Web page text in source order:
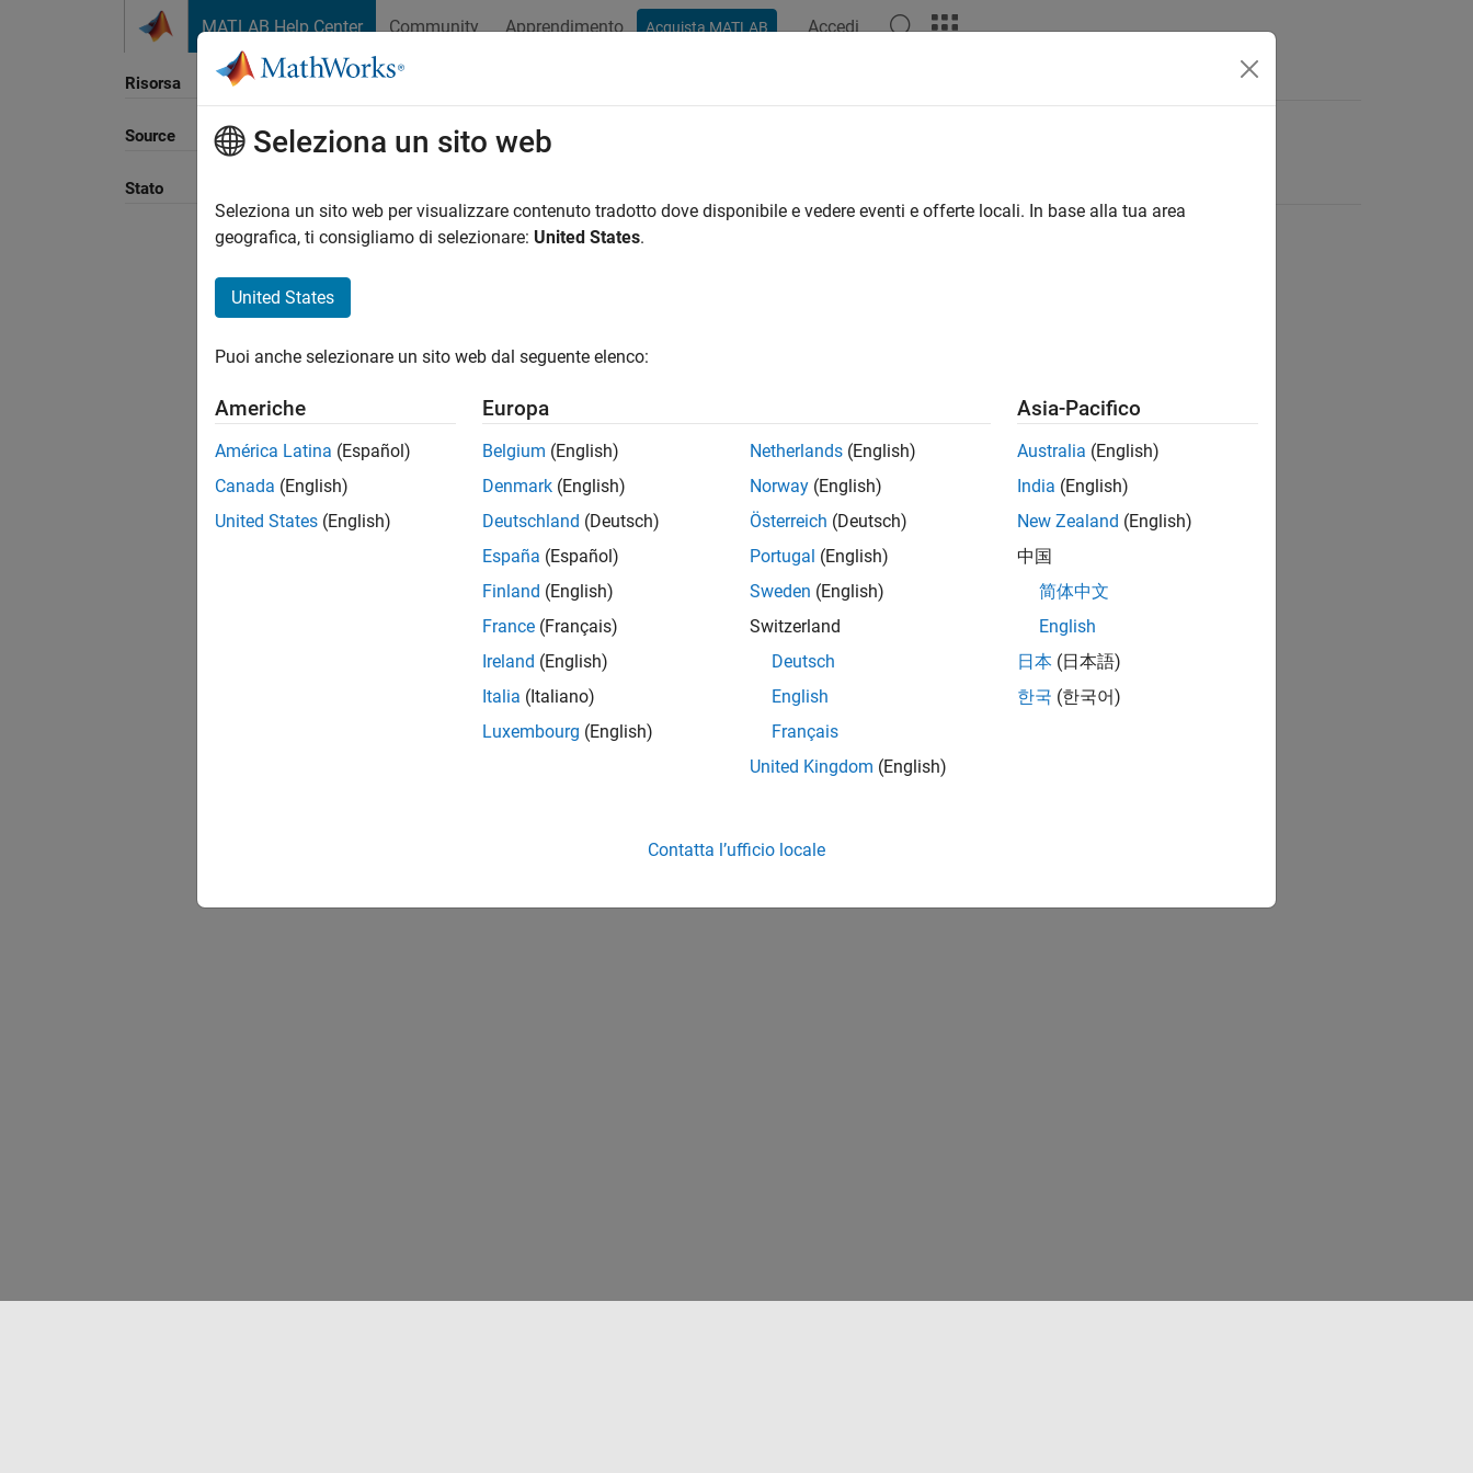
MATLAB Help Center Community Apprendimento Acquista MATLAB Accedi
Risorsa
Source
Stato
Ordina per
Seleziona un sito web
Seleziona un sito web per visualizzare contenuto tradotto dove disponibile e vedere eventi e offerte locali. In base alla tua area
geografica, ti consigliamo di selezionare: United States.
United States
Puoi anche selezionare un sito web dal seguente elenco:
Americhe
América Latina (Español)
Canada (English)
United States (English)
Europa
Belgium (English)
Denmark (English)
Deutschland (Deutsch)
España (Español)
Finland (English)
France (Français)
Ireland (English)
Italia (Italiano)
Luxembourg (English)
Netherlands (English)
Norway (English)
Österreich (Deutsch)
Portugal (English)
Sweden (English)
Switzerland
Deutsch
English
Français
United Kingdom (English)
Asia-Pacifico
Australia (English)
India (English)
New Zealand (English)
中国
简体中文
English
日本 (日本語)
한국 (한국어)
Contatta l’ufficio locale